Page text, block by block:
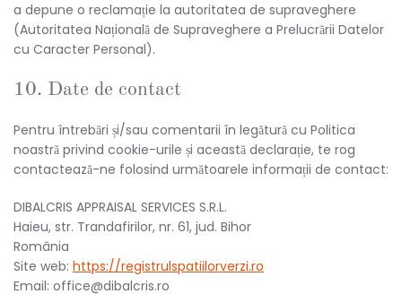
a depune o reclamație la autoritatea de supraveghere
(Autoritatea Națională de Supraveghere a Prelucrării Datelor
cu Caracter Personal).
10. Date de contact
Pentru întrebări și/sau comentarii în legătură cu Politica
noastră privind cookie-urile și această declarație, te rog
contactează-ne folosind următoarele informații de contact:
DIBALCRIS APPRAISAL SERVICES S.R.L.
Haieu, str. Trandafirilor, nr. 61, jud. Bihor
România
Site web: https://registrulspatiilorverzi.ro
Email: office@dibalcris.ro